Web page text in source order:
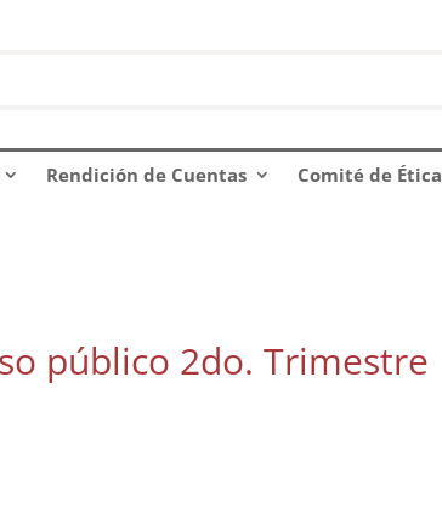
Rendición de Cuentas Comité de Ética
público 2do. Trimestre